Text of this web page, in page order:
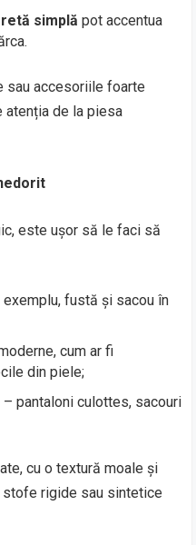
simplă pot accentua
sau accesoriile foarte
de la piesa
este ușor să le faci să
fustă și sacou în
cum ar fi
din piele;
– pantaloni culottes, sacouri
cu o textură moale și
rigide sau sintetice